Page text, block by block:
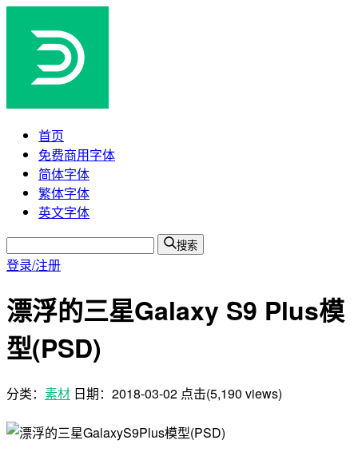
首页
免费商用字体
简体字体
繁体字体
英文字体
搜索
登录/注册
漂浮的三星Galaxy S9 Plus模
型(PSD)
分类： 素材 日期： 2018-03-02 点击(5,190 views)